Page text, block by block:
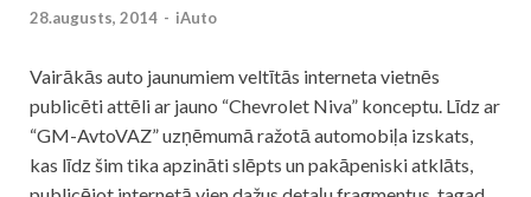
28.augusts, 2014 - iAuto
Vairākās auto jaunumiem veltītās interneta vietnēs
publicēti attēli ar jauno “Chevrolet Niva” konceptu. Līdz ar
“GM-AvtoVAZ” uzņēmumā ražotā automobiļa izskats,
kas līdz šim tika apzināti slēpts un pakāpeniski atklāts,